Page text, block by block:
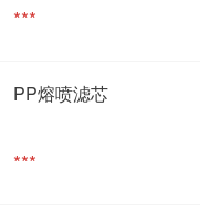
***
PP熔喷滤芯
***